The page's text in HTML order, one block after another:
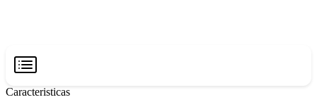
Caracteristicas